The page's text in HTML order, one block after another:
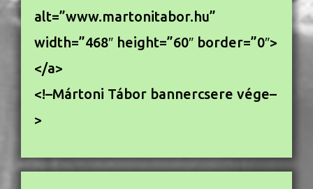
alt=”www.martonitabor.hu”
width=”468″ height=”60″ border=”0″>
</a>
<!–Mártoni Tábor bannercsere vége–
>